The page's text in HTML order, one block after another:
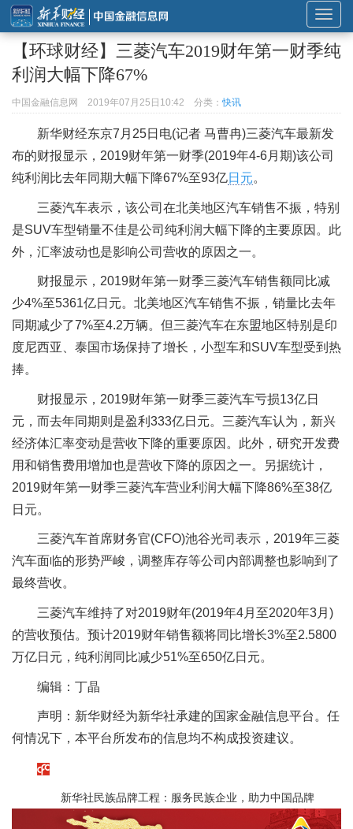
展
开
或
导
航
【环球财经】三菱汽车2019财年第一财季纯
利润大幅下降67%
中国金融信息网 2019年07月25日10:42 分类：快讯
新华财经东京7月25日电(记者 马曹冉)三菱汽车最新发
布的财报显示，2019财年第一财季(2019年4-6月期)该公司
纯利润比去年同期大幅下降67%至93亿日元。
三菱汽车表示，该公司在北美地区汽车销售不振，特别
是SUV车型销量不佳是公司纯利润大幅下降的主要原因。此
外，汇率波动也是影响公司营收的原因之一。
财报显示，2019财年第一财季三菱汽车销售额同比减
少4%至5361亿日元。北美地区汽车销售不振，销量比去年
同期减少了7%至4.2万辆。但三菱汽车在东盟地区特别是印
度尼西亚、泰国市场保持了增长，小型车和SUV车型受到热
捧。
财报显示，2019财年第一财季三菱汽车亏损13亿日
元，而去年同期则是盈利333亿日元。三菱汽车认为，新兴
经济体汇率变动是营收下降的重要原因。此外，研究开发费
用和销售费用增加也是营收下降的原因之一。另据统计，
2019财年第一财季三菱汽车营业利润大幅下降86%至38亿
日元。
三菱汽车首席财务官(CFO)池谷光司表示，2019年三菱
汽车面临的形势严峻，调整库存等公司内部调整也影响到了
最终营收。
三菱汽车维持了对2019财年(2019年4月至2020年3月)
的营收预估。预计2019财年销售额将同比增长3%至2.5800
万亿日元，纯利润同比减少51%至650亿日元。
编辑：丁晶
声明：新华财经为新华社承建的国家金融信息平台。任
何情况下，本平台所发布的信息均不构成投资建议。
新华社民族品牌工程：服务民族企业，助力中国品牌